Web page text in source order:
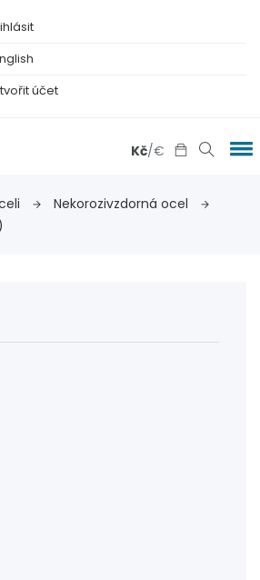
účet
Kč/€
Nekorozivzdorná ocel